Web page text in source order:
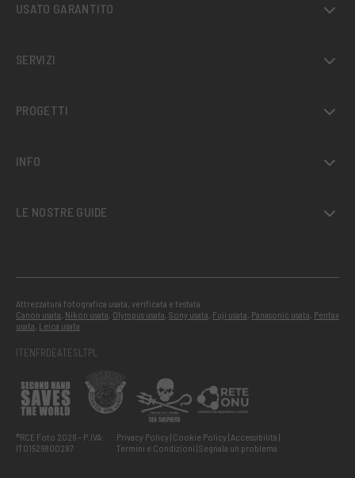
USATO GARANTITO
SERVIZI
PROGETTI
INFO
LE NOSTRE GUIDE
Attrezzatura fotografica usata, verificata e testata:
Canon usata, Nikon usata, Olympus usata, Sony usata, Fuji usata, Panasonic usata, Pentax
usata, Leica usata
ITENFRDEATESLTPL
®RCE Foto 2026 – P.IVA:
IT01526800287
Privacy Policy Cookie Policy Accessibilità
Termini e Condizioni Segnala un problema